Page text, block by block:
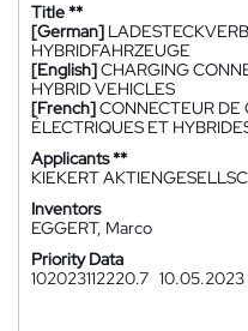
Title **
[German]
HYBRIDFAHRZEUGE
[English]CHARGING
HYBRID VEHICLES
[French]CONNECTEUR DE
ÉLECTRIQUES ET
Applicants **
KIEKERT
Inventors
EGGERT, Marco
Priority Data
102023112220.7 10.05.2023